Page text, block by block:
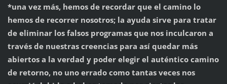
*una vez más, hemos de recordar que el camino lo
hemos de recorrer nosotros; la ayuda sirve para tratar
de eliminar los falsos programas que nos inculcaron a
través de nuestras creencias para así quedar más
abiertos a la verdad y poder elegir el auténtico camino
de retorno, no uno errado como tantas veces nos